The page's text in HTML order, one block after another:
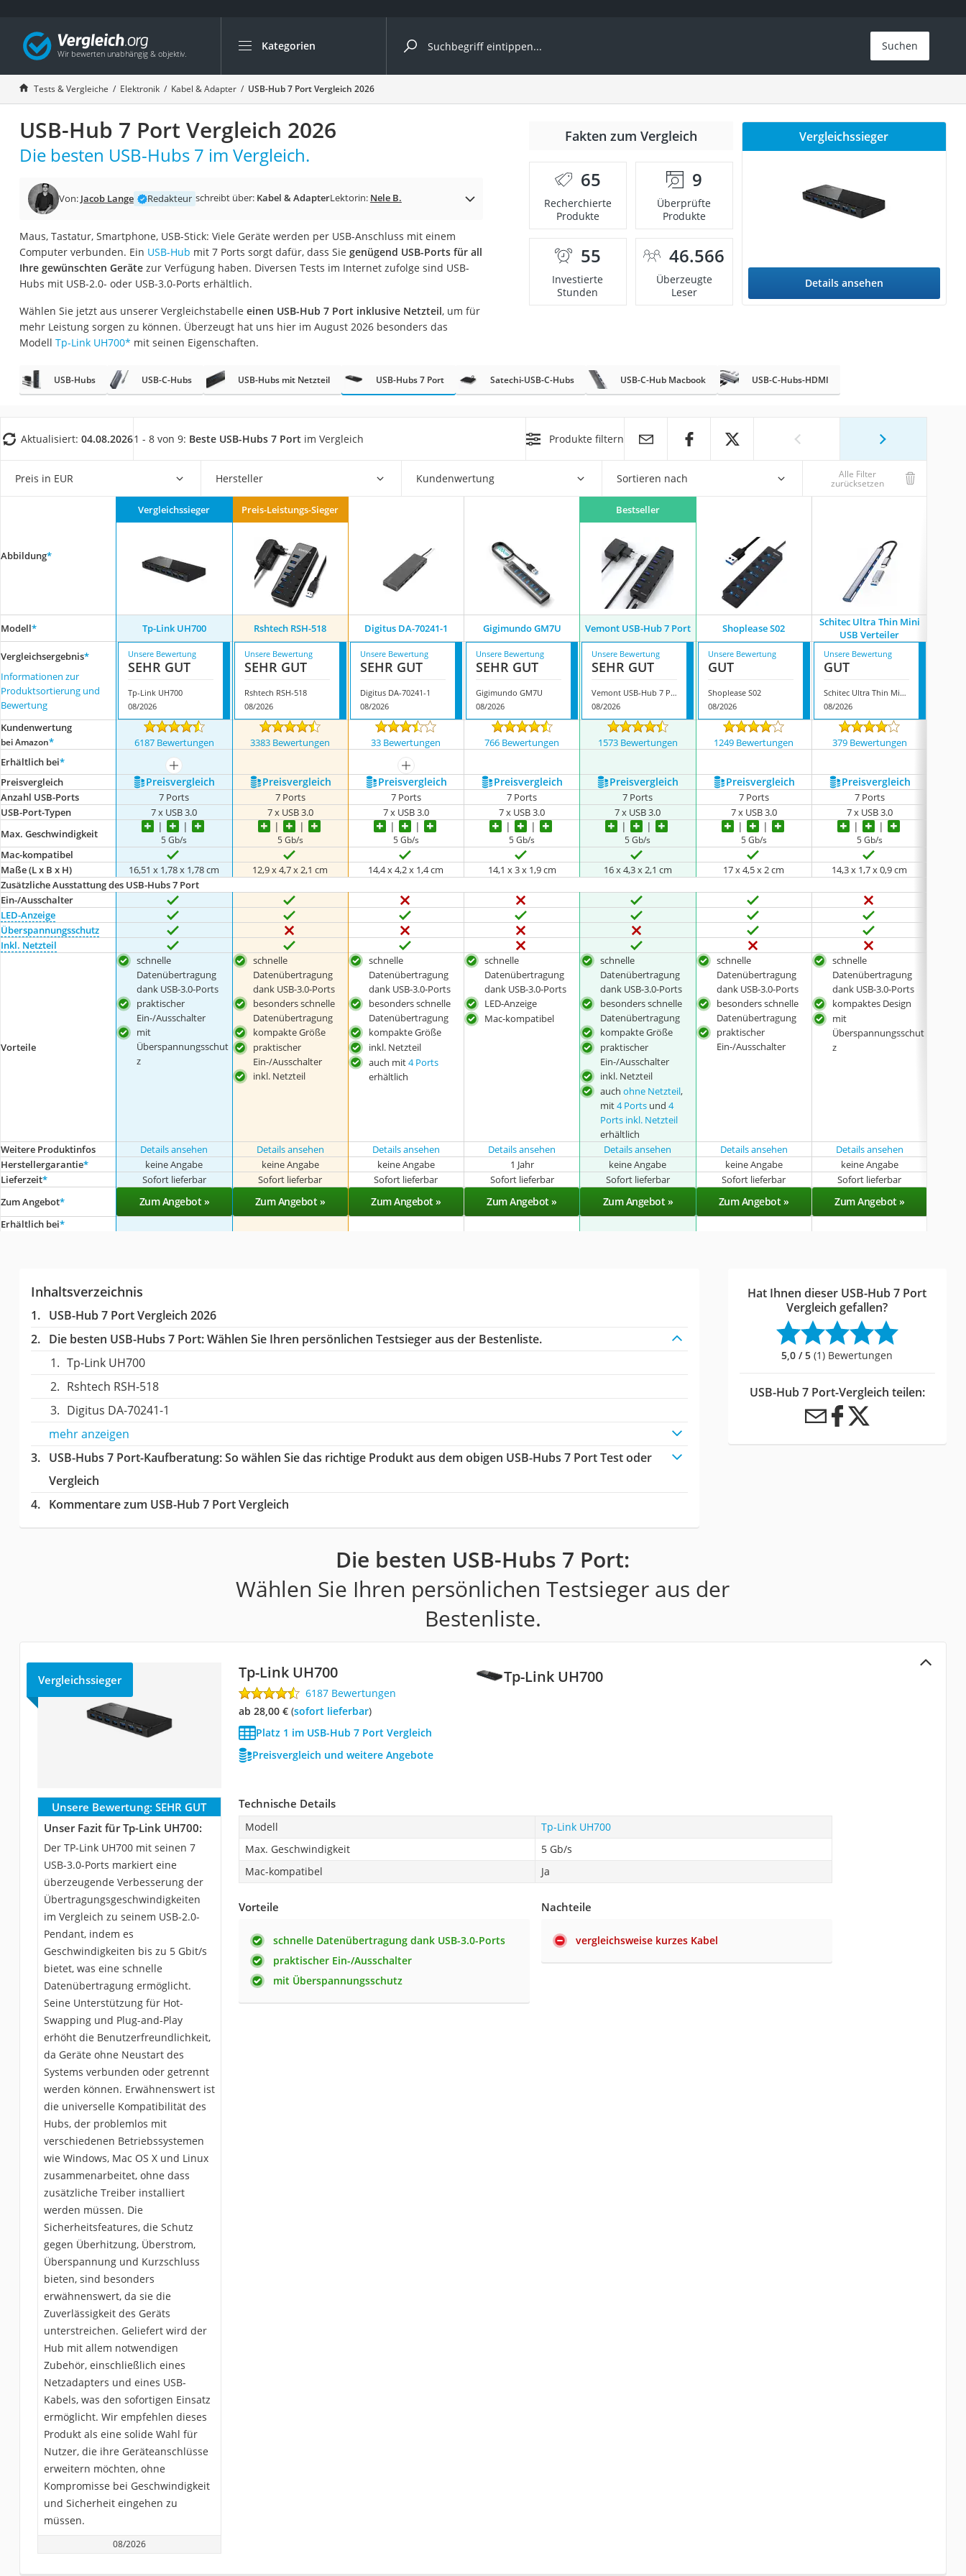
Kategorien
Die beliebtesten Vergleiche nach Kategorie
Elektronik
Powerstation
Monitor 32 Zoll 4K
Fernseher
Drucker
Desktop-PC
Diascanner
Laser-Multifunktionsdrucker
Powerline-Adapter
Powerstation mit Solarpanel
Gaming-PC
17-Zoll-Laptop
Schnurloses Telefon
Tablets unter 200 Euro
Ladekabel Typ 2 Schuko
Lichtwecker
Acer Aspire
Service
Suchen
Tests & Vergleiche Elektronik Kabel & Adapter USB-Hub 7 Port Vergleich 2026
USB-Hub 7 Port Vergleich 2026
Die besten USB-Hubs 7 im Vergleich.
Von: Jacob Lange Redakteur schreibt über: Kabel & AdapterLektorin: Nele B.
Maus, Tastatur, Smartphone, USB-Stick: Viele Geräte werden per USB-Anschluss mit einem
Computer verbunden. Ein USB-Hub mit 7 Ports sorgt dafür, dass Sie genügend USB-Ports für all
Ihre gewünschten Gerätezur Verfügung haben. Diversen Tests im Internet zufolge sind USB-
Hubs mit USB-2.0- oder USB-3.0-Ports erhältlich.
Wählen Sie jetzt aus unserer Vergleichstabelle einen USB-Hub 7 Port inklusive Netzteil, um für
mehr Leistung sorgen zu können. Überzeugt hat uns hier im August 2026 besonders das
Modell Tp-Link UH700* mit seinen Eigenschaften.
Fakten zum Vergleich
65
Recherchierte
Produkte
9
Überprüfte
Produkte
55
Investierte
Stunden
46.566
Überzeugte
Leser
Vergleichssieger
Details ansehen
USB-Hubs USB-C-Hubs USB-Hubs mit Netzteil USB-Hubs 7 Port Satechi-USB-C-Hubs USB-C-Hub Macbook USB-C-Hubs-HDMI
Aktualisiert: 04.08.20261 - 8 von 9: Beste USB-Hubs 7 Port im Vergleich Produkte filtern
Preis in EUR Hersteller Kundenwertung Sortieren nach Alle Filter
zurücksetzen
Abbildung*
Vergleichssieger Preis-Leistungs-Sieger Bestseller
Modell* Tp-Link UH700 Rshtech RSH-518 Digitus DA-70241-1 Gigimundo GM7U Vemont USB-Hub 7 Port Shoplease S02
Schitec Ultra Thin Mini
USB Verteiler
Vergleichsergebnis*
Informationen zur
Produktsortierung und
Bewertung
Unsere Bewertung
SEHR GUT
Tp-Link UH700
08/2026
Unsere Bewertung
SEHR GUT
Rshtech RSH-518
08/2026
Unsere Bewertung
SEHR GUT
Digitus DA-70241-1
08/2026
Unsere Bewertung
SEHR GUT
Gigimundo GM7U
08/2026
Unsere Bewertung
SEHR GUT
Vemont USB-Hub 7 Port
08/2026
Unsere Bewertung
GUT
Shoplease S02
08/2026
Unsere Bewertung
GUT
Schitec Ultra Thin Mini USB Verteiler
08/2026
Kundenwertung
bei Amazon* 6187 Bewertungen 3383 Bewertungen 33 Bewertungen 766 Bewertungen 1573 Bewertungen 1249 Bewertungen 379 Bewertungen
Erhältlich bei*
mehr anzeigen
mehr anzeigen
Preis­vergleich
Preis­vergleich Preis­vergleich Preis­vergleich Preis­vergleich Preis­vergleich Preis­vergleich Preis­vergleich
Anzahl USB-Ports 7 Ports 7 Ports 7 Ports 7 Ports 7 Ports 7 Ports
7 Ports
USB-Port-Typen
7 x USB 3.0 7 x USB 3.0 7 x USB 3.0 7 x USB 3.0 7 x USB 3.0 7 x USB 3.0 7 x USB 3.0
Max. Geschwindigkeit
5 Gb/s 5 Gb/s 5 Gb/s 5 Gb/s 5 Gb/s 5 Gb/s 5 Gb/s
Mac-kompatibel
Maße (L x B x H)
16,51 x 1,78 x 1,78 cm 12,9 x 4,7 x 2,1 cm 14,4 x 4,2 x 1,4 cm 14,1 x 3 x 1,9 cm 16 x 4,3 x 2,1 cm 17 x 4,5 x 2 cm 14,3 x 1,7 x 0,9 cm
Zusätzliche Ausstattung des USB-Hubs 7 Port
Ein-/Ausschalter
LED-Anzeige
Überspannungsschutz
Inkl. Netzteil
Vorteile
schnelle
Datenübertragung
dank USB-3.0-Ports
praktischer
Ein-/Ausschalter
mit
Überspannungsschut
z
schnelle
Datenübertragung
dank USB-3.0-Ports
besonders schnelle
Datenübertragung
kompakte Größe
praktischer
Ein-/Ausschalter
inkl. Netzteil
schnelle
Datenübertragung
dank USB-3.0-Ports
besonders schnelle
Datenübertragung
kompakte Größe
inkl. Netzteil
auch mit4 Ports
erhältlich
schnelle
Datenübertragung
dank USB-3.0-Ports
LED-Anzeige
Mac-kompatibel
schnelle
Datenübertragung
dank USB-3.0-Ports
besonders schnelle
Datenübertragung
kompakte Größe
praktischer
Ein-/Ausschalter
inkl. Netzteil
auchohne Netzteil,
mit4 Ports und4
Ports inkl. Netzteil
erhältlich
schnelle
Datenübertragung
dank USB-3.0-Ports
besonders schnelle
Datenübertragung
praktischer
Ein-/Ausschalter
schnelle
Datenübertragung
dank USB-3.0-Ports
kompaktes Design
mit
Überspannungsschut
z
Weitere Produktinfos Details ansehen Details ansehen Details ansehen Details ansehen Details ansehen Details ansehen
Details ansehen
Herstellergarantie* keine Angabe keine Angabe keine Angabe 1 Jahr keine Angabe keine Angabe keine Angabe
Lieferzeit* Sofort lieferbar Sofort lieferbar Sofort lieferbar Sofort lieferbar Sofort lieferbar Sofort lieferbar Sofort lieferbar
Zum Angebot* Zum Angebot » Zum Angebot » Zum Angebot » Zum Angebot » Zum Angebot » Zum Angebot » Zum Angebot »
Erhältlich bei*
Inhaltsverzeichnis
USB-Hub 7 Port Vergleich 2026
Die besten USB-Hubs 7 Port:Wählen Sie Ihren persönlichen Testsieger aus der Bestenliste.
Tp-Link UH700
Rshtech RSH-518
Digitus DA-70241-1
mehr anzeigen
USB-Hubs 7 Port-Kaufberatung: So wählen Sie das richtige Produkt aus dem obigen USB-Hubs 7 Port Test oder
Vergleich
Kommentare zum USB-Hub 7 Port Vergleich
Hat Ihnen dieser USB-Hub 7 Port
Vergleich gefallen?
5,0 / 5 (1) Bewertungen
USB-Hub 7 Port-Vergleich teilen:
Die besten USB-Hubs 7 Port:
Wählen Sie Ihren persönlichen Testsieger aus der
Bestenliste.
Tp-Link UH700
Vergleichssieger Tp-Link UH700
6187 Bewertungen
ab 28,00 €( Sofort lieferbar)
Platz 1 im USB-Hub 7 Port Vergleich
Preisvergleich und weitere Angebote
Unsere Bewertung: SEHR GUT
Unser Fazit für Tp-Link UH700:
Der TP-Link UH700 mit seinen 7
USB-3.0-Ports markiert eine
überzeugende Verbesserung der
Übertragungsgeschwindigkeiten
im Vergleich zu seinem USB-2.0-
Pendant, indem es
Geschwindigkeiten bis zu 5 Gbit/s
bietet, was eine schnelle
Datenübertragung ermöglicht.
Seine Unterstützung für Hot-
Swapping und Plug-and-Play
erhöht die Benutzerfreundlichkeit,
da Geräte ohne Neustart des
Systems verbunden oder getrennt
werden können. Erwähnenswert ist
die universelle Kompatibilität des
Hubs, der problemlos mit
verschiedenen Betriebssystemen
wie Windows, Mac OS X und Linux
zusammenarbeitet, ohne dass
zusätzliche Treiber installiert
werden müssen. Die
Sicherheitsfeatures, die Schutz
gegen Überhitzung, Überstrom,
Überspannung und Kurzschluss
bieten, sind besonders
erwähnenswert, da sie die
Zuverlässigkeit des Geräts
unterstreichen. Geliefert wird der
Hub mit allem notwendigen
Zubehör, einschließlich eines
Netzadapters und eines USB-
Kabels, was den sofortigen Einsatz
ermöglicht. Wir empfehlen dieses
Produkt als eine solide Wahl für
Nutzer, die ihre Geräteanschlüsse
erweitern möchten, ohne
Kompromisse bei Geschwindigkeit
und Sicherheit eingehen zu
müssen.
08/2026
Technische Details
Modell
Tp-Link UH700
Max. Geschwindigkeit
5 Gb/s
Mac-kompatibel
Ja
Vorteile
schnelle Datenübertragung dank USB-3.0-Ports
praktischer Ein-/Ausschalter
mit Überspannungsschutz
Nachteile
vergleichsweise kurzes Kabel